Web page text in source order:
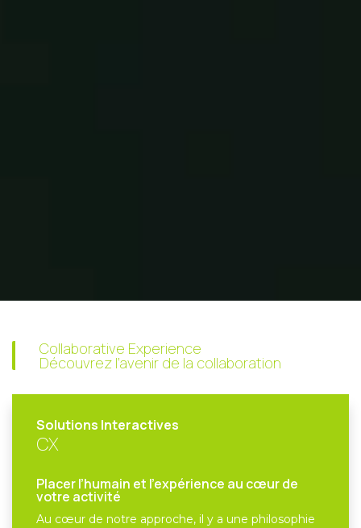
Collaborative Experience
Découvrez l’avenir de la collaboration
Solutions Interactives
CX
Placer l’humain et l’expérience au cœur de
votre activité
Au cœur de notre approche, il y a une philosophie